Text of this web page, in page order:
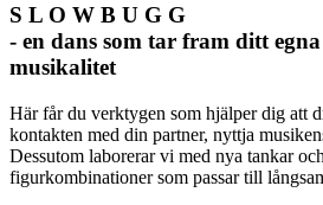
S L O W B U G G
- en dans som tar fram ditt
musikalitet
Här får du verktygen som hjälper dig att
kontakten med din partner, nyttja
Dessutom laborerar vi med nya tankar
figurkombinationer som passar till